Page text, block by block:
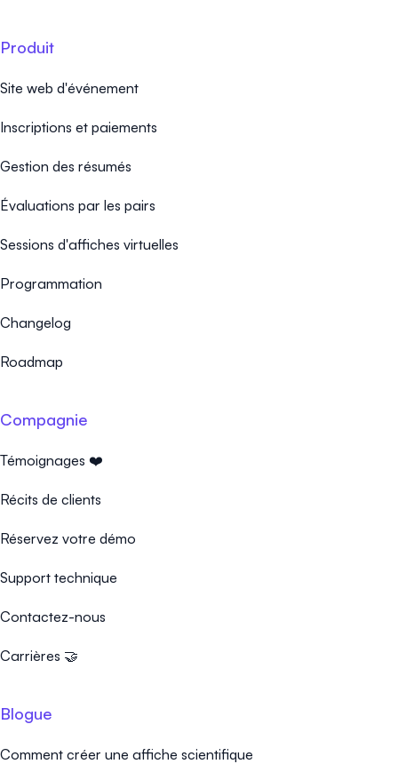
Produit
Site web d'événement
Inscriptions et paiements
Gestion des résumés
Évaluations par les pairs
Sessions d'affiches virtuelles
Programmation
Changelog
Roadmap
Compagnie
Témoignages ❤️
Récits de clients
Réservez votre démo
Support technique
Contactez-nous
Carrières 🤝
Blogue
Comment créer une affiche scientifique